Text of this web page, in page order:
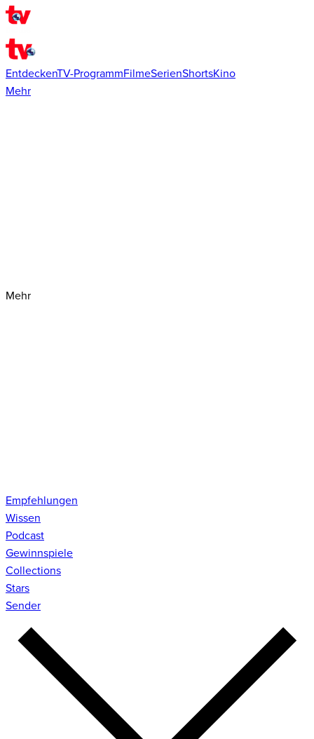
EntdeckenTV-ProgrammFilmeSerienShortsKino
Mehr
Mehr
Empfehlungen
Wissen
Podcast
Gewinnspiele
Collections
Stars
Sender